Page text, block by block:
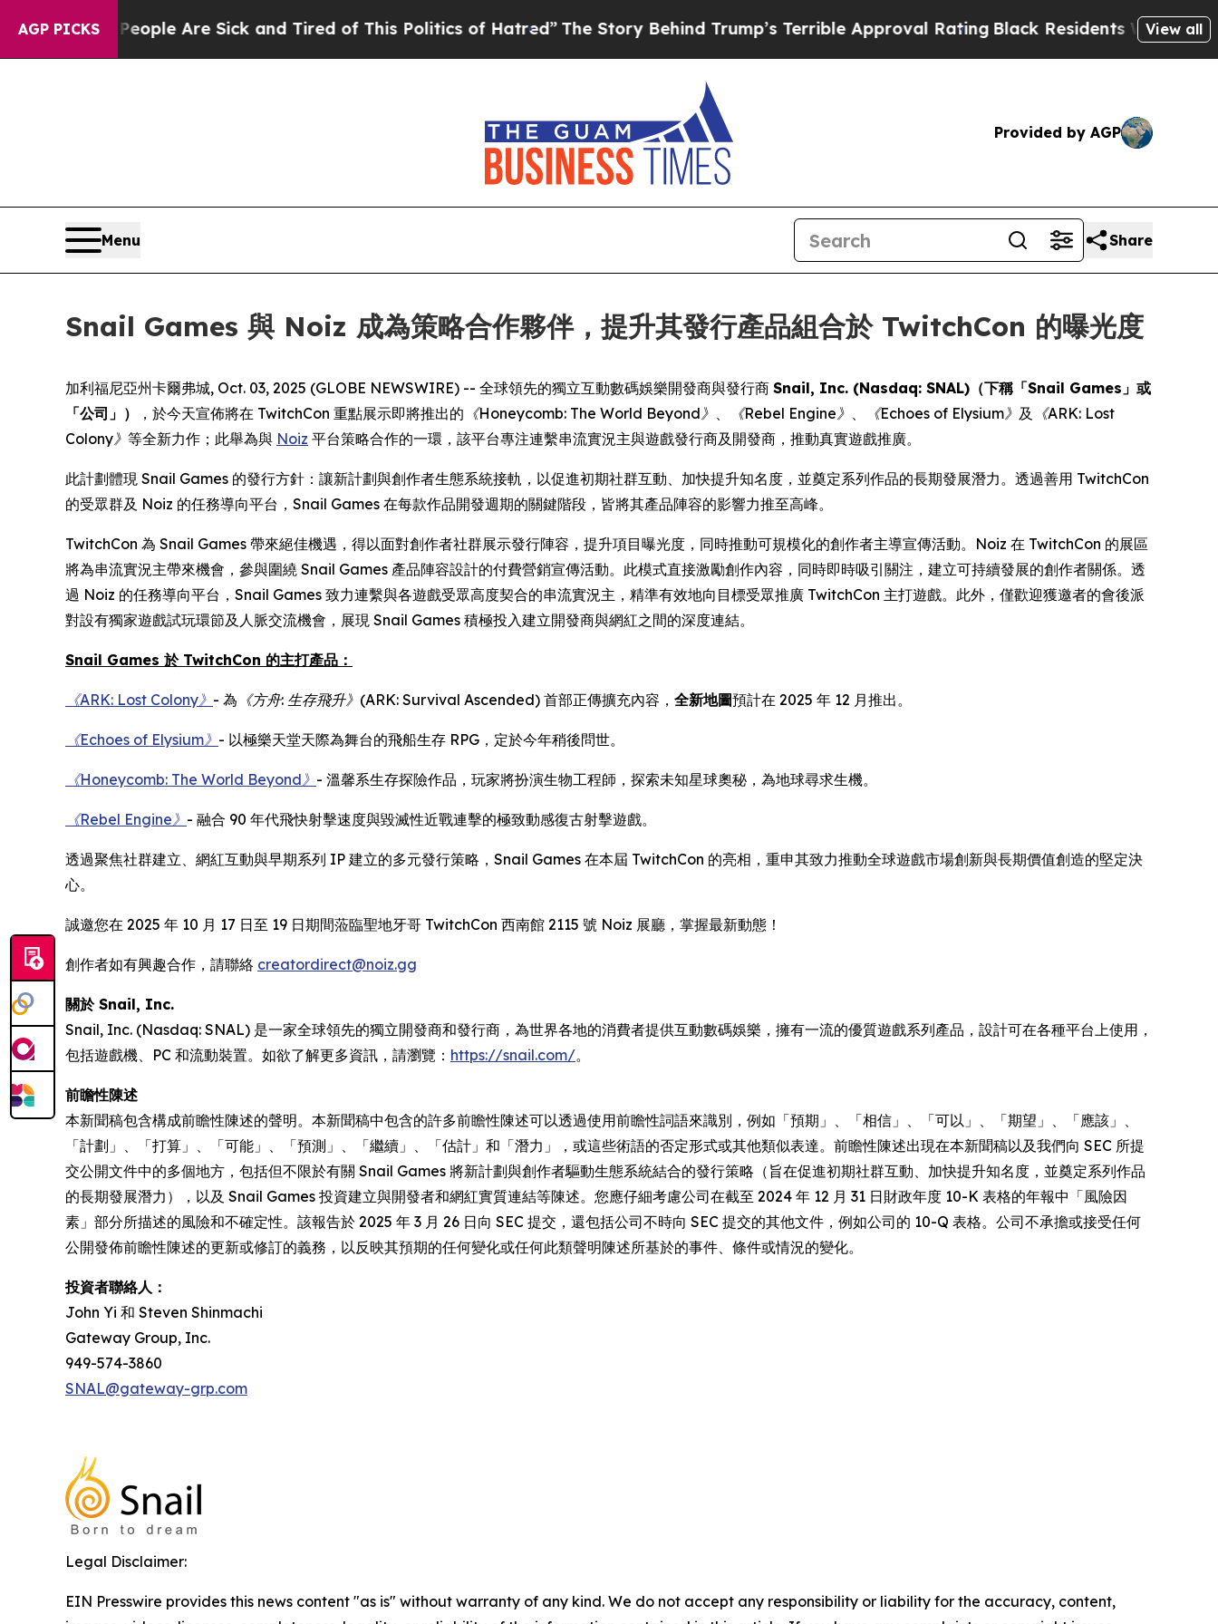
AGP PICKS
“People Are Sick and Tired of This Politics of Hatred”The Story Behind Trump’s Terrible Approval RatingBlack Residents Warned ofView all
Provided by AGP
Menu Share
Snail Games 與 Noiz 成為策略合作夥伴，提升其發行產品組合於 TwitchCon 的曝光度
加利福尼亞州卡爾弗城, Oct. 03, 2025 (GLOBE NEWSWIRE) -- 全球領先的獨立互動數碼娛樂開發商與發行商 Snail, Inc. (Nasdaq: SNAL)（下稱「Snail Games」或
「公司」）
，於今天宣佈將在 TwitchCon 重點展示即將推出的 《Honeycomb: The World Beyond》 、 《Rebel Engine》 、 《Echoes of Elysium》 及
《ARK: Lost
Colony》 等全新力作；此舉為與 Noiz 平台策略合作的一環，該平台專注連繫串流實況主與遊戲發行商及開發商，推動真實遊戲推廣。
此計劃體現 Snail Games 的發行方針：讓新計劃與創作者生態系統接軌，以促進初期社群互動、加快提升知名度，並奠定系列作品的長期發展潛力。透過善用 TwitchCon
的受眾群及 Noiz 的任務導向平台，Snail Games 在每款作品開發週期的關鍵階段，皆將其產品陣容的影響力推至高峰。
TwitchCon 為 Snail Games 帶來絕佳機遇，得以面對創作者社群展示發行陣容，提升項目曝光度，同時推動可規模化的創作者主導宣傳活動。Noiz 在 TwitchCon 的展區
將為串流實況主帶來機會，參與圍繞 Snail Games 產品陣容設計的付費營銷宣傳活動。此模式直接激勵創作內容，同時即時吸引關注，建立可持續發展的創作者關係。透
過 Noiz 的任務導向平台，Snail Games 致力連繫與各遊戲受眾高度契合的串流實況主，精準有效地向目標受眾推廣 TwitchCon 主打遊戲。此外，僅歡迎獲邀者的會後派
對設有獨家遊戲試玩環節及人脈交流機會，展現 Snail Games 積極投入建立開發商與網紅之間的深度連結。
Snail Games 於 TwitchCon 的主打產品：
《ARK: Lost Colony》 - 為 《方舟: 生存飛升》 (ARK: Survival Ascended) 首部正傳擴充內容， 全新地圖預計在 2025 年 12 月推出。
《Echoes of Elysium》 - 以極樂天堂天際為舞台的飛船生存 RPG，定於今年稍後問世。
《Honeycomb: The World Beyond》 - 溫馨系生存探險作品，玩家將扮演生物工程師，探索未知星球奧秘，為地球尋求生機。
《Rebel Engine》 - 融合 90 年代飛快射擊速度與毀滅性近戰連擊的極致動感復古射擊遊戲。
透過聚焦社群建立、網紅互動與早期系列 IP 建立的多元發行策略，Snail Games 在本屆 TwitchCon 的亮相，重申其致力推動全球遊戲市場創新與長期價值創造的堅定決
心。
誠邀您在 2025 年 10 月 17 日至 19 日期間蒞臨聖地牙哥 TwitchCon 西南館 2115 號 Noiz 展廳，掌握最新動態！
創作者如有興趣合作，請聯絡 creatordirect@noiz.gg
關於 Snail, Inc.
Snail, Inc. (Nasdaq: SNAL) 是一家全球領先的獨立開發商和發行商，為世界各地的消費者提供互動數碼娛樂，擁有一流的優質遊戲系列產品，設計可在各種平台上使用，
包括遊戲機、PC 和流動裝置。如欲了解更多資訊，請瀏覽： https://snail.com/。
前瞻性陳述
本新聞稿包含構成前瞻性陳述的聲明。本新聞稿中包含的許多前瞻性陳述可以透過使用前瞻性詞語來識別，例如「預期」、「相信」、「可以」、「期望」、「應該」、
「計劃」、「打算」、「可能」、「預測」、「繼續」、「估計」和「潛力」，或這些術語的否定形式或其他類似表達。前瞻性陳述出現在本新聞稿以及我們向 SEC 所提
交公開文件中的多個地方，包括但不限於有關 Snail Games 將新計劃與創作者驅動生態系統結合的發行策略（旨在促進初期社群互動、加快提升知名度，並奠定系列作品
的長期發展潛力），以及 Snail Games 投資建立與開發者和網紅實質連結等陳述。您應仔細考慮公司在截至 2024 年 12 月 31 日財政年度 10-K 表格的年報中「風險因
素」部分所描述的風險和不確定性。該報告於 2025 年 3 月 26 日向 SEC 提交，還包括公司不時向 SEC 提交的其他文件，例如公司的 10-Q 表格。公司不承擔或接受任何
公開發佈前瞻性陳述的更新或修訂的義務，以反映其預期的任何變化或任何此類聲明陳述所基於的事件、條件或情況的變化。
投資者聯絡人：
John Yi 和 Steven Shinmachi
Gateway Group, Inc.
949-574-3860
SNAL@gateway-grp.com
Legal Disclaimer:
EIN Presswire provides this news content "as is" without warranty of any kind. We do not accept any responsibility or liability for the accuracy, content,